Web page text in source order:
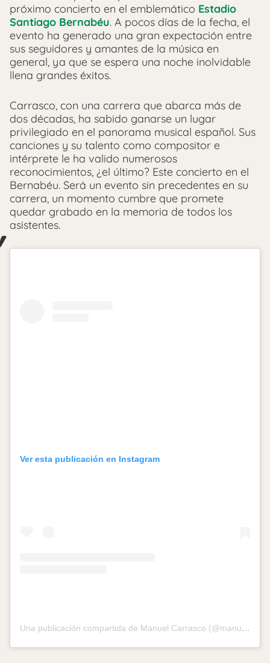
próximo concierto en el emblemático Estadio
Santiago Bernabéu. A pocos días de la fecha, el
evento ha generado una gran expectación entre
sus seguidores y amantes de la música en
general, ya que se espera una noche inolvidable
llena grandes éxitos.
Carrasco, con una carrera que abarca más de
dos décadas, ha sabido ganarse un lugar
privilegiado en el panorama musical español. Sus
canciones y su talento como compositor e
intérprete le ha valido numerosos
reconocimientos, ¿el último? Este concierto en el
Bernabéu. Será un evento sin precedentes en su
carrera, un momento cumbre que promete
quedar grabado en la memoria de todos los
asistentes.
Ver esta publicación en Instagram
Una publicación compartida de Manuel Carrasco (@manuelcarrasco_)